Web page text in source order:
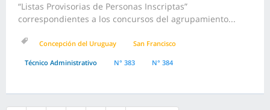
“Listas Provisorias de Personas Inscriptas”
correspondientes a los concursos del agrupamiento...
Concepción del Uruguay San Francisco
Técnico Administrativo N° 383 N° 384